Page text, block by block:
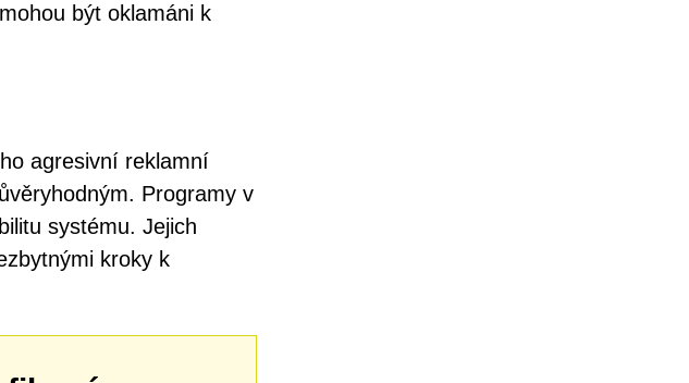
být oklamáni k
agresivní reklamní
Programy v
systému. Jejich
kroky k